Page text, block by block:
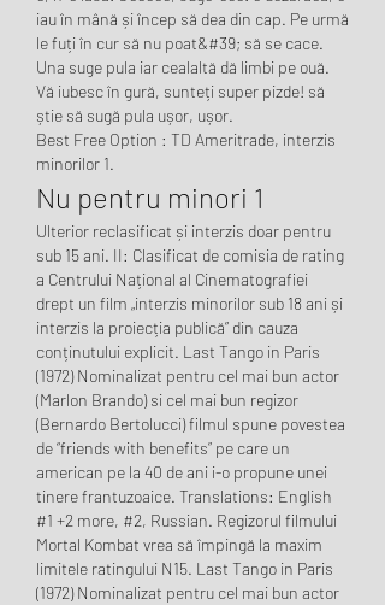
iau în mână și încep să dea din cap. Pe urmă
le fuți în cur să nu poat&#39; să se cace.
Una suge pula iar cealaltă dă limbi pe ouă.
Vă iubesc în gură, sunteți super pizde! să
știe să sugă pula ușor, ușor.
Best Free Option : TD Ameritrade, interzis
minorilor 1.
Nu pentru minori 1
Ulterior reclasificat și interzis doar pentru
sub 15 ani. II: Clasificat de comisia de rating
a Centrului Național al Cinematografiei
drept un film „interzis minorilor sub 18 ani și
interzis la proiecția publică” din cauza
conținutului explicit. Last Tango in Paris
(1972) Nominalizat pentru cel mai bun actor
(Marlon Brando) si cel mai bun regizor
(Bernardo Bertolucci) filmul spune povestea
de “friends with benefits” pe care un
american pe la 40 de ani i-o propune unei
tinere frantuzoaice. Translations: English
#1 +2 more, #2, Russian. Regizorul filmului
Mortal Kombat vrea să împingă la maxim
limitele ratingului N15. Last Tango in Paris
(1972) Nominalizat pentru cel mai bun actor